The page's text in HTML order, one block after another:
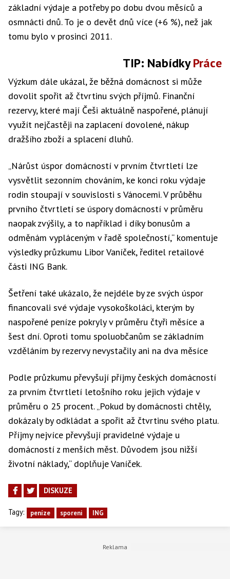
základní výdaje a potřeby po dobu dvou měsíců a
osmnácti dnů. To je o devět dnů více (+6 %), než jak
tomu bylo v prosinci 2011.
TIP: NabídkyPráce
Výzkum dále ukázal, že běžná domácnost si může
dovolit spořit až čtvrtinu svých příjmů. Finanční
rezervy, které mají Češi aktuálně naspořené, plánují
využít nejčastěji na zaplacení dovolené, nákup
dražšího zboží a splacení dluhů.
„Nárůst úspor domácností v prvním čtvrtletí lze
vysvětlit sezonním chováním, ke konci roku výdaje
rodin stoupají v souvislosti s Vánocemi. V průběhu
prvního čtvrtletí se úspory domácností v průměru
naopak zvýšily, a to například i díky bonusům a
odměnám vypláceným v řadě společností,“ komentuje
výsledky průzkumu Libor Vaníček, ředitel retailové
části ING Bank.
Šetření také ukázalo, že nejdéle by ze svých úspor
financovali své výdaje vysokoškoláci, kterým by
naspořené peníze pokryly v průměru čtyři měsíce a
šest dní. Oproti tomu spoluobčanům se základním
vzděláním by rezervy nevystačily ani na dva měsíce
Podle průzkumu převyšují příjmy českých domácností
za prvním čtvrtletí letošního roku jejich výdaje v
průměru o 25 procent. „Pokud by domácnosti chtěly,
dokázaly by odkládat a spořit až čtvrtinu svého platu.
Příjmy nejvíce převyšují pravidelné výdaje u
domácností z menších měst. Důvodem jsou nižší
životní náklady,“ doplňuje Vaníček.
DISKUZE
Tagy: peníze sporeni ING